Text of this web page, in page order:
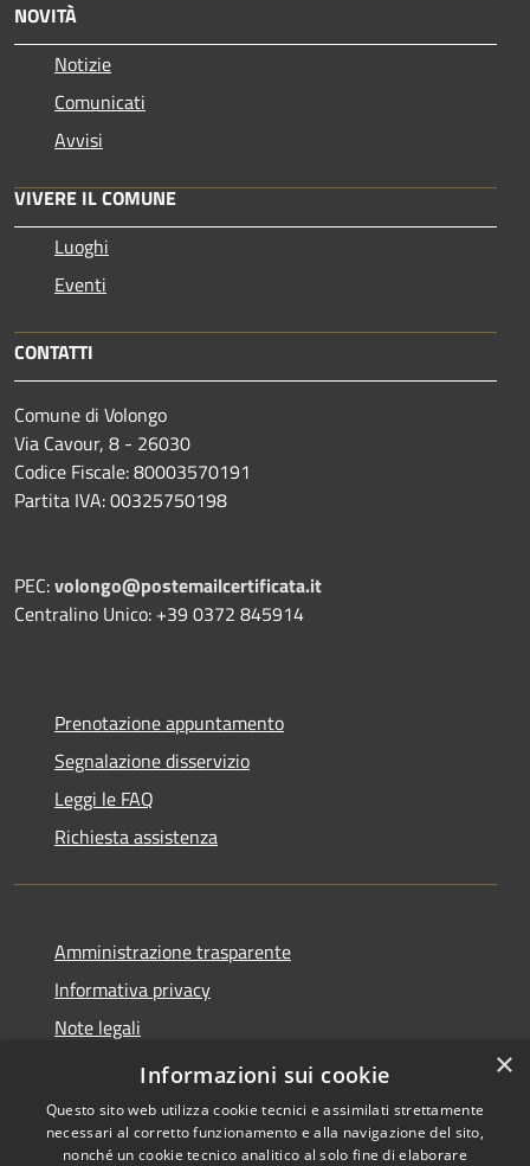
NOVITÀ
Notizie
Comunicati
Avvisi
VIVERE IL COMUNE
Luoghi
Eventi
CONTATTI
Comune di Volongo
Via Cavour, 8 - 26030
Codice Fiscale: 80003570191
Partita IVA: 00325750198
PEC:volongo@postemailcertificata.it
Centralino Unico: +39 0372 845914
Prenotazione appuntamento
Segnalazione disservizio
Leggi le FAQ
Richiesta assistenza
Amministrazione trasparente
Informativa privacy
Note legali
Dichiarazione di accessibilità
×
Informazioni sui cookie
Questo sito web utilizza cookie tecnici e assimilati strettamente
necessari al corretto funzionamento e alla navigazione del sito,
nonché un cookie tecnico analitico al solo fine di elaborare